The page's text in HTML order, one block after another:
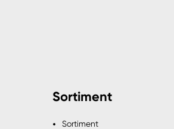
Sortiment
Sortiment